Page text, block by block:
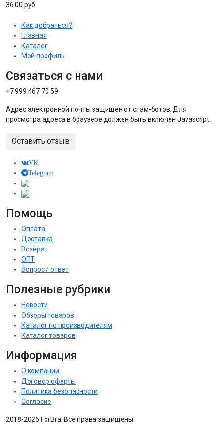
36.00 руб
Как добраться?
Главная
Каталог
Мой профиль
Связаться с нами
+7 999 467 70 59
Адрес электронной почты защищен от спам-ботов. Для
просмотра адреса в браузере должен быть включен Javascript.
Оставить отзыв
VK
Telegram
Помощь
Оплата
Доставка
Возврат
ОПТ
Вопрос / ответ
Полезные рубрики
Новости
Обзоры товаров
Каталог по производителям
Каталог товаров
Информация
О компании
Договор оферты
Политика безопасности
Согласие
2018-2026 ForBra. Все права защищены.